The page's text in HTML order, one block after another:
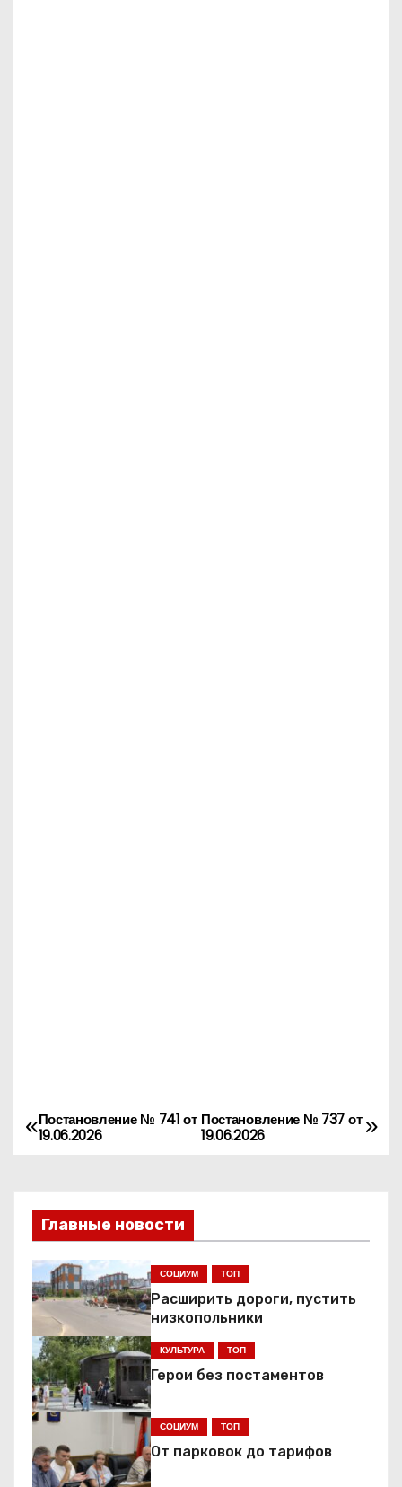
Н
в
и
г
а
ц
и
я
п
Постановление № 737 от
19.06.2026
Постановление № 741 от
19.06.2026
Главные новости
СОЦИУМ ТОП
Расширить дороги, пустить
низкопольники
КУЛЬТУРА ТОП
Герои без постаментов
СОЦИУМ ТОП
От парковок до тарифов